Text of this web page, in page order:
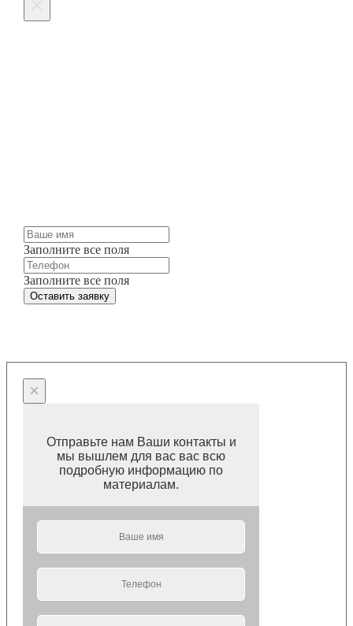
Заполните все поля
Заполните все поля
Оставить заявку
×
Отправьте нам Ваши контакты и
мы вышлем для вас вас всю
подробную информацию по
материалам.